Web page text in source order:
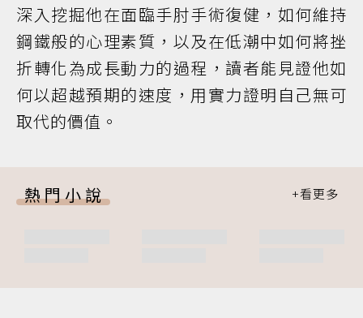
深入挖掘他在面臨手肘手術復健，如何維持
鋼鐵般的心理素質，以及在低潮中如何將挫
折轉化為成長動力的過程，讀者能見證他如
何以超越預期的速度，用實力證明自己無可
取代的價值。
熱門小說